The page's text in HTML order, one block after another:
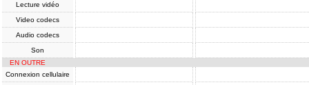
Lecture vidéo
Video codecs
Audio codecs
Son
EN OUTRE
Connexion cellulaire